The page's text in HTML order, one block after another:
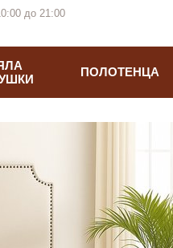
до 21:00
ПОЛОТЕНЦА